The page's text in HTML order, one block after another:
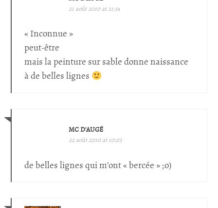
21 août 2010 at 21:34
« Inconnue »
peut-être
mais la peinture sur sable donne naissance
à de belles lignes
MC D'AUGÉ
22 août 2010 at 10:03
de belles lignes qui m’ont « bercée » ;o)